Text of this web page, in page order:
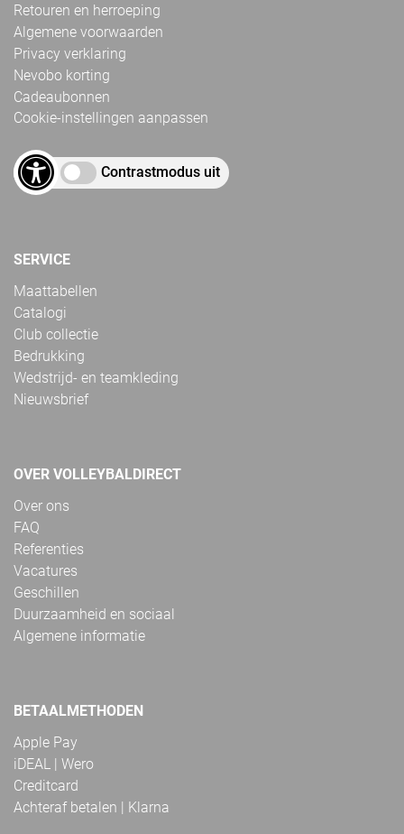
Retouren en herroeping
Algemene voorwaarden
Privacy verklaring
Nevobo korting
Cadeaubonnen
Cookie-instellingen aanpassen
Contrastmodus uit
SERVICE
Maattabellen
Catalogi
Club collectie
Bedrukking
Wedstrijd- en teamkleding
Nieuwsbrief
OVER VOLLEYBALDIRECT
Over ons
FAQ
Referenties
Vacatures
Geschillen
Duurzaamheid en sociaal
Algemene informatie
BETAALMETHODEN
Apple Pay
iDEAL | Wero
Creditcard
Achteraf betalen | Klarna